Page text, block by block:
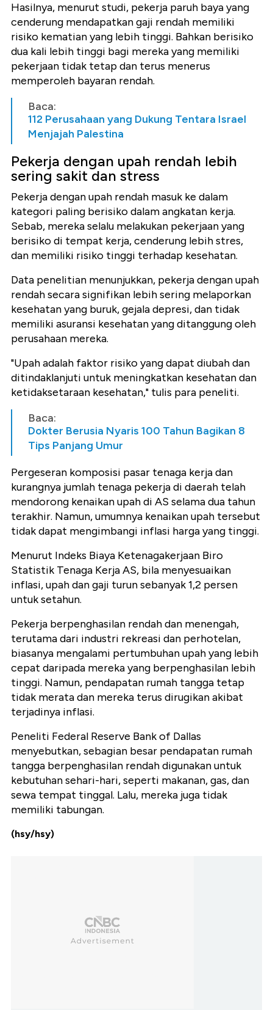
Hasilnya, menurut studi, pekerja paruh baya yang
cenderung mendapatkan gaji rendah memiliki
risiko kematian yang lebih tinggi. Bahkan berisiko
dua kali lebih tinggi bagi mereka yang memiliki
pekerjaan tidak tetap dan terus menerus
memperoleh bayaran rendah.
Baca:
112 Perusahaan yang Dukung Tentara Israel
Menjajah Palestina
Pekerja dengan upah rendah lebih
sering sakit dan stress
Pekerja dengan upah rendah masuk ke dalam
kategori paling berisiko dalam angkatan kerja.
Sebab, mereka selalu melakukan pekerjaan yang
berisiko di tempat kerja, cenderung lebih stres,
dan memiliki risiko tinggi terhadap kesehatan.
Data penelitian menunjukkan, pekerja dengan upah
rendah secara signifikan lebih sering melaporkan
kesehatan yang buruk, gejala depresi, dan tidak
memiliki asuransi kesehatan yang ditanggung oleh
perusahaan mereka.
"Upah adalah faktor risiko yang dapat diubah dan
ditindaklanjuti untuk meningkatkan kesehatan dan
ketidaksetaraan kesehatan," tulis para peneliti.
Baca:
Dokter Berusia Nyaris 100 Tahun Bagikan 8
Tips Panjang Umur
Pergeseran komposisi pasar tenaga kerja dan
kurangnya jumlah tenaga pekerja di daerah telah
mendorong kenaikan upah di AS selama dua tahun
terakhir. Namun, umumnya kenaikan upah tersebut
tidak dapat mengimbangi inflasi harga yang tinggi.
Menurut Indeks Biaya Ketenagakerjaan Biro
Statistik Tenaga Kerja AS, bila menyesuaikan
inflasi, upah dan gaji turun sebanyak 1,2 persen
untuk setahun.
Pekerja berpenghasilan rendah dan menengah,
terutama dari industri rekreasi dan perhotelan,
biasanya mengalami pertumbuhan upah yang lebih
cepat daripada mereka yang berpenghasilan lebih
tinggi. Namun, pendapatan rumah tangga tetap
tidak merata dan mereka terus dirugikan akibat
terjadinya inflasi.
Peneliti Federal Reserve Bank of Dallas
menyebutkan, sebagian besar pendapatan rumah
tangga berpenghasilan rendah digunakan untuk
kebutuhan sehari-hari, seperti makanan, gas, dan
sewa tempat tinggal. Lalu, mereka juga tidak
memiliki tabungan.
(hsy/hsy)